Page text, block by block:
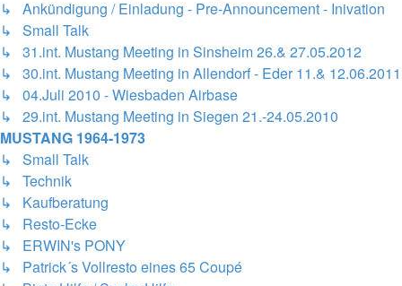
↳ Ankündigung / Einladung - Pre-Announcement - Inivation
↳ Small Talk
↳ 31.int. Mustang Meeting in Sinsheim 26.& 27.05.2012
↳ 30.int. Mustang Meeting in Allendorf - Eder 11.& 12.06.2011
↳ 04.Juli 2010 - Wiesbaden Airbase
↳ 29.int. Mustang Meeting in Siegen 21.-24.05.2010
MUSTANG 1964-1973
↳ Small Talk
↳ Technik
↳ Kaufberatung
↳ Resto-Ecke
↳ ERWIN's PONY
↳ Patrick´s Vollresto eines 65 Coupé